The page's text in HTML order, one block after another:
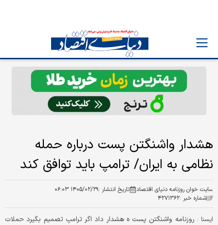
هشدار واشنگتن پست درباره حمله
نظامی به ایران/ ترامپ باید توافق کند
سایت خوان روزنامه دنیای اقتصاد تاریخ انتشار :۱۴۰۵/۰۲/۲۹ ۰۶:۰۳
شماره خبر :۴۲۷۱۳۶۲
ایسنا : روزنامه واشنگتن پست ه هشدار داد اگر ترامپ تصمیم بگیرد حملات